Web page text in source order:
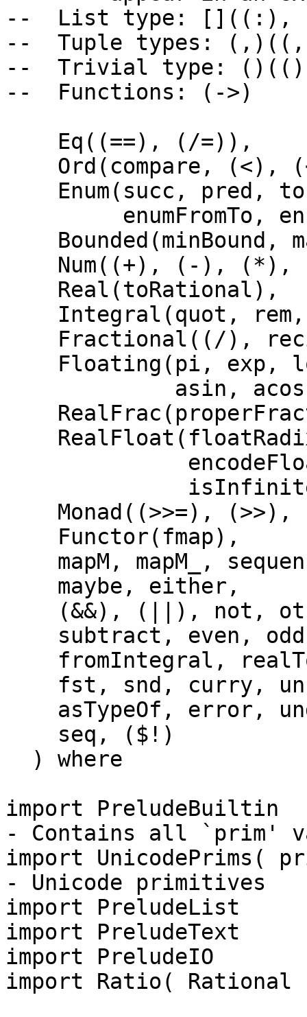
-- List type: []((:),
-- Tuple types:
-- Trivial type:
-- Functions: (->)
Eq((==), (/=)),
Ord(compare, (<),
Enum(succ, pred,
enumFromTo,
Bounded(minBound,
Num((+), (-), (*),
Real(toRational),
Integral(quot, rem,
Fractional((/),
Floating(pi, exp,
asin, acos, atan,
encodeFloat,
isInfinite,
Monad((>>=),
Functor(fmap),
mapM, mapM_,
maybe, either,
(&&), (||), not,
subtract, even,
fromIntegral,
fst, snd, curry,
asTypeOf, error,
seq, ($!)
) where
import
- Contains all `prim'
import UnicodePrims(
- Unicode primitives
import PreludeList
import PreludeText
import PreludeIO
import Ratio( Rational